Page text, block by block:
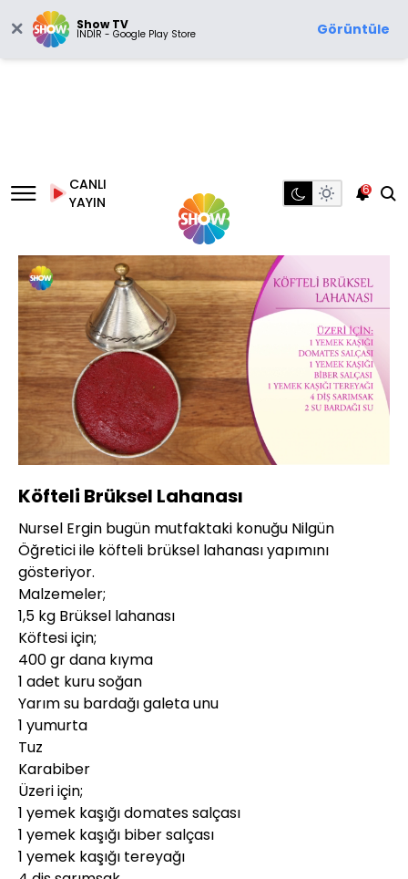
Show TV
İNDİR - Google Play Store Görüntüle
CANLI
YAYIN
6
Sesi
Aç
Yüklendi:
11.05%
Hızı
Köfteli Brüksel Lahanası
Nursel Ergin bugün mutfaktaki konuğu Nilgün
Öğretici ile köfteli brüksel lahanası yapımını
gösteriyor.
Malzemeler;
1,5 kg Brüksel lahanası
Köftesi için;
400 gr dana kıyma
1 adet kuru soğan
Yarım su bardağı galeta unu
1 yumurta
Tuz
Karabiber
Üzeri için;
1 yemek kaşığı domates salçası
1 yemek kaşığı biber salçası
1 yemek kaşığı tereyağı